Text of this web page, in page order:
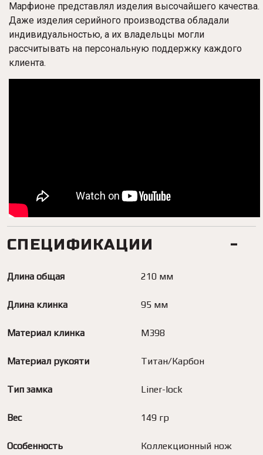
Марфионе представлял изделия высочайшего качества.
Даже изделия серийного производства обладали
индивидуальностью, а их владельцы могли
рассчитывать на персональную поддержку каждого
клиента.
СПЕЦИФИКАЦИИ
Длина общая 210 мм
Длина клинка 95 мм
Материал клинка M398
Материал рукояти Титан/Карбон
Тип замка Liner-lock
Вес 149 гр
Особенность Коллекционный нож